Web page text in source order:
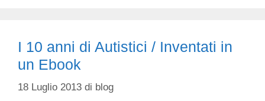
I 10 anni di Autistici / Inventati in
un Ebook
18 Luglio 2013 di blog